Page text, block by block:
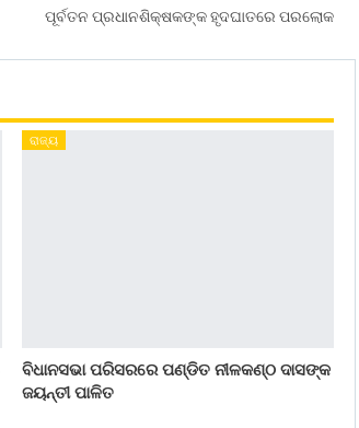
ପୂର୍ବତନ ପ୍ରଧାନଶିକ୍ଷକଙ୍କ ହୃଦଘାତରେ ପରଲୋକ
ରାଜ୍ୟ
ବିଧାନସଭା ପରିସରରେ ପଣ୍ଡିତ ନୀଳକଣ୍ଠ ଦାସଙ୍କ
ଜୟନ୍ତୀ ପାଳିତ